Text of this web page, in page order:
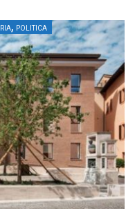
, POLITICA